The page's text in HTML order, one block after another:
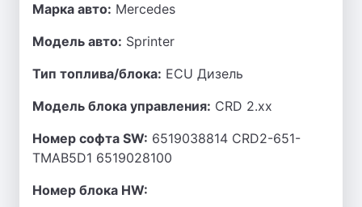
Марка авто: Mercedes
Модель авто: Sprinter
Тип топлива/блока: ECU Дизель
Модель блока управления: CRD 2.xx
Номер софта SW: 6519038814 CRD2-651-
TMAB5D1 6519028100
Номер блока HW: